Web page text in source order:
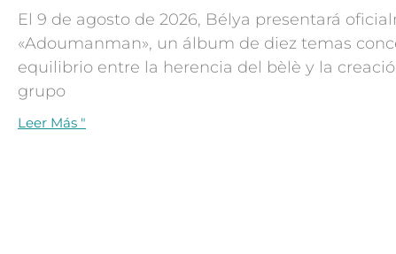
El 9 de agosto de 2026, Bélya presentará
«Adoumanman», un álbum de diez temas
equilibrio entre la herencia del bèlè y la
grupo
Leer Más "